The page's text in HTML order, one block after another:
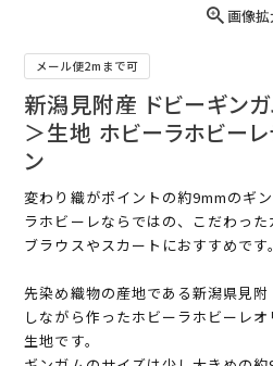
画像
メール便2mまで可
新潟見附産 ドビーギン
＞生地 ホビーラホビー
ン
変わり織がポイントの約9mmのギ
ラホビーレならではの、こだわった
ブラウスやスカートにおすすめです。
先染め織物の産地である新潟県見
しながら作ったホビーラホビーレ
生地です。